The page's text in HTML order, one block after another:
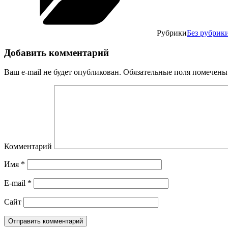
РубрикиБез
Добавить комментарий
Ваш e-mail не будет опубликован. Обязательные поля помечены
Комментарий
Имя *
E-mail *
Сайт